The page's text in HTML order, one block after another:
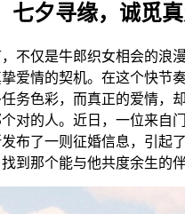
七夕寻缘，诚觅
仅是牛郎织女相会的浪
爱情的契机。在这个快节
务色彩，而真正的爱情，
对的人。近日，一位来自
布了一则征婚信息，引起
到那个能与他共度余生的伴